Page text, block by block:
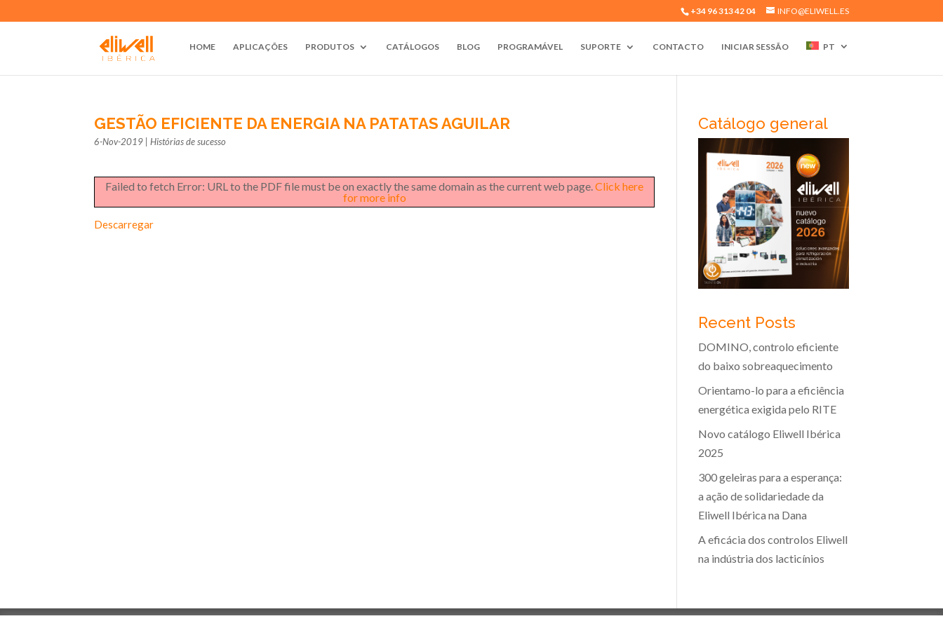
+34 96 313 42 04 INFO@ELIWELL.ES
HOME APLICAÇÕES PRODUTOS CATÁLOGOS BLOG PROGRAMÁVEL SUPORTE CONTACTO INICIAR SESSÃO PT
GESTÃO EFICIENTE DA ENERGIA NA PATATAS AGUILAR
6-Nov-2019 |Histórias de sucesso
Failed to fetch Error: URL to the PDF file must be on exactly the same domain as the current web page.Click here
for more info
Descarregar
Catálogo general
Recent Posts
DOMINO, controlo eficiente
do baixo sobreaquecimento
Orientamo-lo para a eficiência
energética exigida pelo RITE
Novo catálogo Eliwell Ibérica
2025
300 geleiras para a esperança:
a ação de solidariedade da
Eliwell Ibérica na Dana
A eficácia dos controlos Eliwell
na indústria dos lacticínios